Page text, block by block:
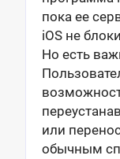
пока ее
iOS не
Но есть
или
обычным